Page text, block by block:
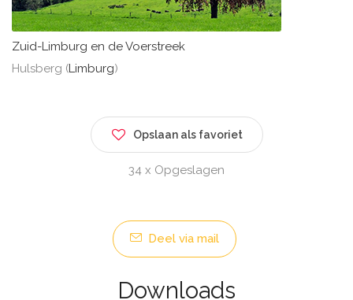
Zuid-Limburg en de Voerstreek
Hulsberg (Limburg)
Opslaan als favoriet
34 x Opgeslagen
Deel via mail
Downloads